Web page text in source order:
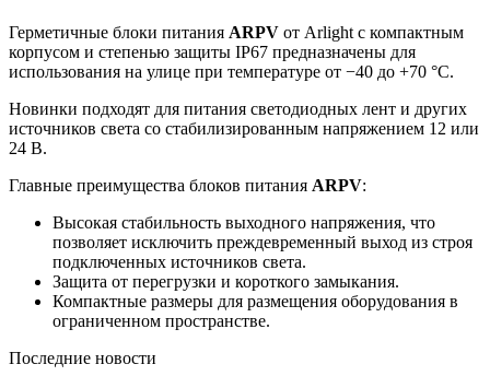
Герметичные блоки питания ARPV от Arlight с компактным
корпусом и степенью защиты IP67 предназначены для
использования на улице при температуре от −40 до +70 °С.
Новинки подходят для питания светодиодных лент и других
источников света со стабилизированным напряжением 12 или
24 В.
Главные преимущества блоков питания ARPV:
Высокая стабильность выходного напряжения, что
позволяет исключить преждевременный выход из строя
подключенных источников света.
Защита от перегрузки и короткого замыкания.
Компактные размеры для размещения оборудования в
ограниченном пространстве.
Последние новости